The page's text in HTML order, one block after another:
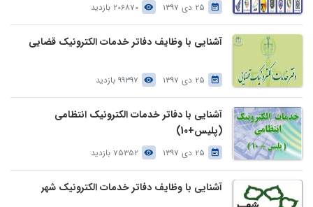
25 دی 1397 206870 بازدید
آشنایی با وظایف دفاتر خدمات الکترونیک قضایی
25 دی 1397 99397 بازدید
آشنایی با دفاتر خدمات الکترونیک انتظامی
(پلیس+10)
25 دی 1397 75352 بازدید
آشنایی با وظایف دفاتر خدمات الکترونیک شهر